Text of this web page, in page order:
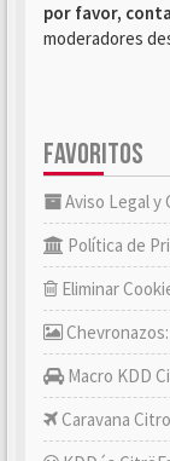
por favor,
moderadores
FAVORITOS
Aviso Legal y
Política de
Eliminar
Macro KDD
Caravana